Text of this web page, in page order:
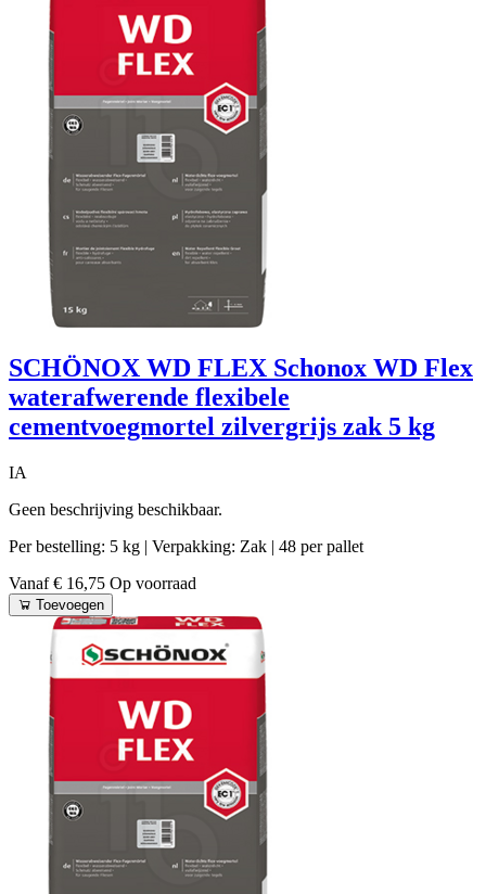
SCHÖNOX WD FLEX Schonox WD Flex
waterafwerende flexibele
cementvoegmortel zilvergrijs zak 5 kg
IA
Geen beschrijving beschikbaar.
Per bestelling: 5 kg | Verpakking: Zak | 48 per pallet
Vanaf € 16,75 Op voorraad
Toevoegen